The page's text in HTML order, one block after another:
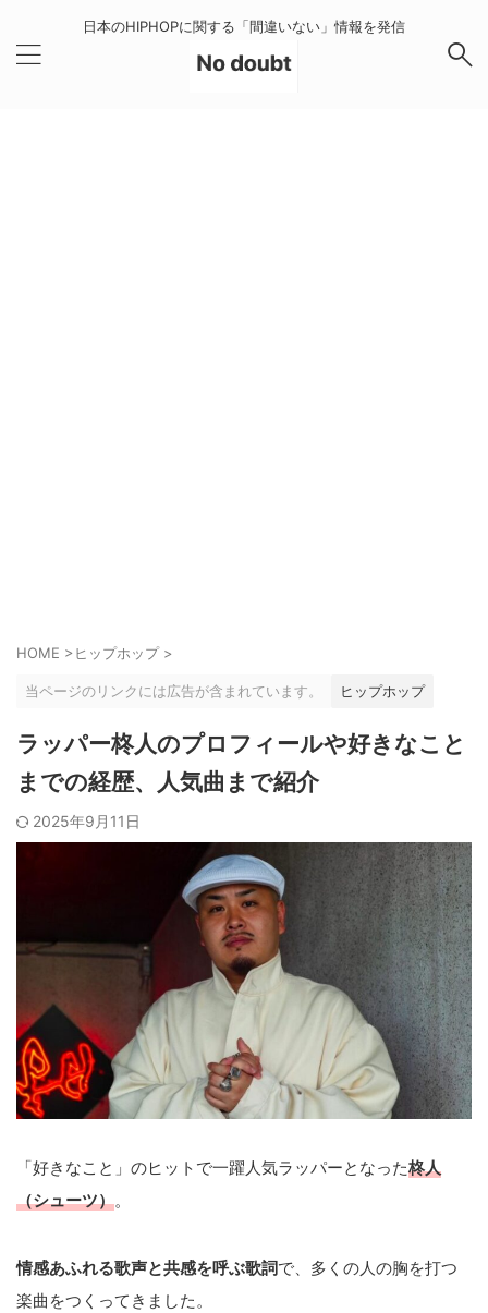
日本のHIPHOPに関する「間違いない」情報を発信
HOME >ヒップホップ >
当ページのリンクには広告が含まれています。 ヒップホップ
ラッパー柊人のプロフィールや好きなこと
までの経歴、人気曲まで紹介
2025年9月11日
「好きなこと」のヒットで一躍人気ラッパーとなった柊人
（シューツ）。
情感あふれる歌声と共感を呼ぶ歌詞で、多くの人の胸を打つ
楽曲をつくってきました。